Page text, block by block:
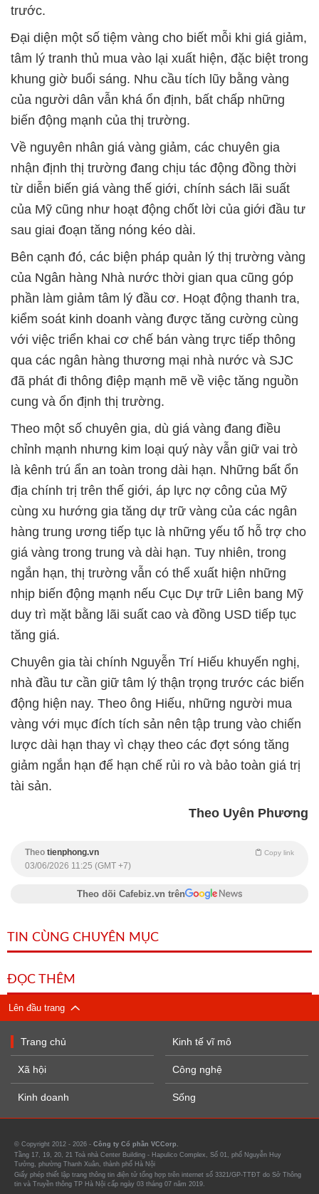
trước.
Đại diện một số tiệm vàng cho biết mỗi khi giá giảm,
tâm lý tranh thủ mua vào lại xuất hiện, đặc biệt trong
khung giờ buổi sáng. Nhu cầu tích lũy bằng vàng
của người dân vẫn khá ổn định, bất chấp những
biến động mạnh của thị trường.
Về nguyên nhân giá vàng giảm, các chuyên gia
nhận định thị trường đang chịu tác động đồng thời
từ diễn biến giá vàng thế giới, chính sách lãi suất
của Mỹ cũng như hoạt động chốt lời của giới đầu tư
sau giai đoạn tăng nóng kéo dài.
Bên cạnh đó, các biện pháp quản lý thị trường vàng
của Ngân hàng Nhà nước thời gian qua cũng góp
phần làm giảm tâm lý đầu cơ. Hoạt động thanh tra,
kiểm soát kinh doanh vàng được tăng cường cùng
với việc triển khai cơ chế bán vàng trực tiếp thông
qua các ngân hàng thương mại nhà nước và SJC
đã phát đi thông điệp mạnh mẽ về việc tăng nguồn
cung và ổn định thị trường.
Theo một số chuyên gia, dù giá vàng đang điều
chỉnh mạnh nhưng kim loại quý này vẫn giữ vai trò
là kênh trú ẩn an toàn trong dài hạn. Những bất ổn
địa chính trị trên thế giới, áp lực nợ công của Mỹ
cùng xu hướng gia tăng dự trữ vàng của các ngân
hàng trung ương tiếp tục là những yếu tố hỗ trợ cho
giá vàng trong trung và dài hạn. Tuy nhiên, trong
ngắn hạn, thị trường vẫn có thể xuất hiện những
nhịp biến động mạnh nếu Cục Dự trữ Liên bang Mỹ
duy trì mặt bằng lãi suất cao và đồng USD tiếp tục
tăng giá.
Chuyên gia tài chính Nguyễn Trí Hiếu khuyến nghị,
nhà đầu tư cần giữ tâm lý thận trọng trước các biến
động hiện nay. Theo ông Hiếu, những người mua
vàng với mục đích tích sản nên tập trung vào chiến
lược dài hạn thay vì chạy theo các đợt sóng tăng
giảm ngắn hạn để hạn chế rủi ro và bảo toàn giá trị
tài sản.
Theo Uyên Phương
Theo tienphong.vn Copy link
03/06/2026 11:25 (GMT +7)
Theo dõi Cafebiz.vn trên
TIN CÙNG CHUYÊN MỤC
ĐỌC THÊM
Lên đầu trang
Trang chủ
Xã hội
Kinh doanh
Kinh tế vĩ mô
Công nghệ
Sống
© Copyright 2012 - 2026 - Công ty Cổ phần VCCorp.
Tầng 17, 19, 20, 21 Toà nhà Center Building - Hapulico Complex, Số 01, phố Nguyễn Huy
Tưởng, phường Thanh Xuân, thành phố Hà Nội
Giấy phép thiết lập trang thông tin điện tử tổng hợp trên internet số 3321/GP-TTĐT do Sở Thông
tin và Truyền thông TP Hà Nội cấp ngày 03 tháng 07 năm 2019.